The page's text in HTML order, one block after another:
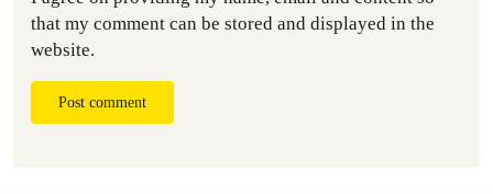
that my comment can be stored and displayed in the
website.
Post comment